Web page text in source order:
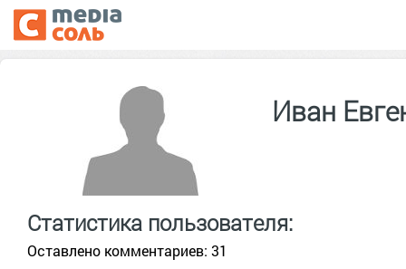
Иван
Статистика пользователя:
Оставлено комментариев: 31